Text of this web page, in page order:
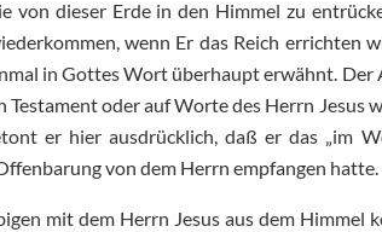
von dieser Erde in den Himmel zu
wenn Er das Reich errichten
in Gottes Wort überhaupt erwähnt. Der
oder auf Worte des Herrn Jesus
er hier ausdrücklich, daß er das „im
von dem Herrn empfangen hatte.
mit dem Herrn Jesus aus dem Himmel